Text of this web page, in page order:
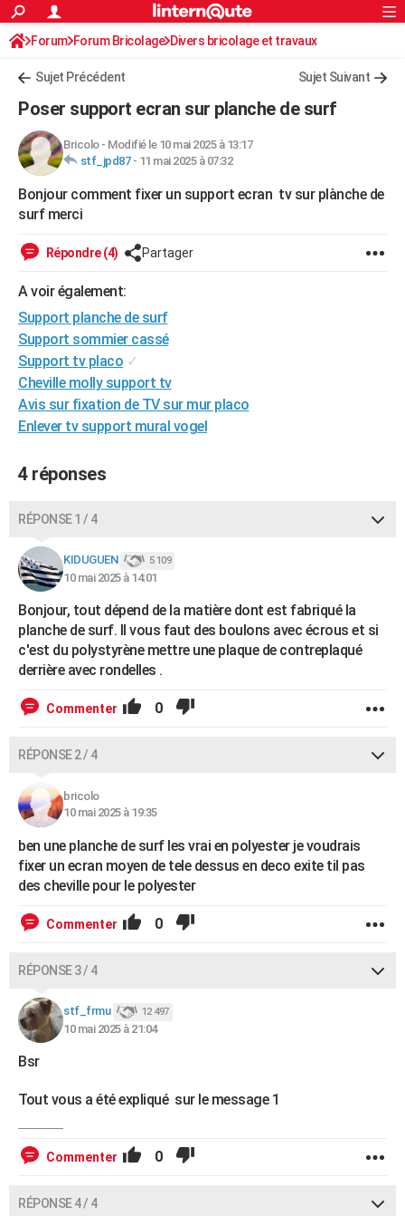
ACTUALITÉS
Politique
Société
Faits Divers
Education
Monde
Villes
+
FINANCE
Retraite
Impôts
Epargne
Immobilier
Risques naturels par ville
Banque
Assurance
Crédit
AUTO
Essais
Réserver un essai
Citadines
Berlines
SUV
Forum auto
+HIGH-TECH
BRICOLAGE
Guides de France
Escapades
Patrimoine
Expositions
Musées
Week-end nature
+LIFESTYLE
Art de vivre
Bien-être
Loisirs
Mode
Modes de vie
SANTE
Alimentation
Guide de la santé
Maladies
Médicaments
Sommeil
VOYAGE
Destinations
City break
Voyage nature
Voyage de noces
Forum
Climat
+PHOTO
GUIDES D'ACHAT
Carte de Noël
Carte Bonne année
Carte Saint-Valentin
Carte Pâques
Carte d'anniversaire
DICTIONNAIRE
Dictionnaire
Biographies
Citations
Expressions
Proverbes
PROGRAMME TV
COPAINS D'AVANT
Bricolage
Lifestyle
Culture
Sport
Auto
Television
Voyage
Cinema
Rechercher
S'inscrire
Connexion
Forum Forum Bricolage Divers bricolage et travaux
Sujet Précédent Sujet Suivant
Poser support ecran sur planche de surf
Bricolo- Modifié le 10 mai 2025 à 13:17
stf_jpd87- 11 mai 2025 à 07:32
Bonjour comment fixer un support ecran tv sur plànche de
surf merci
Répondre (4) Partager
A voir également:
Support planche de surf
Support sommier cassé
Support tv placo ✓
Cheville molly support tv
Avis sur fixation de TV sur mur placo
Enlever tv support mural vogel
4 réponses
RÉPONSE 1 / 4
KIDUGUEN 5 109
10 mai 2025 à 14:01
Bonjour, tout dépend de la matière dont est fabriqué la
planche de surf. Il vous faut des boulons avec écrous et si
c'est du polystyrène mettre une plaque de contreplaqué
derrière avec rondelles .
Commenter 0
RÉPONSE 2 / 4
bricolo
10 mai 2025 à 19:35
ben une planche de surf les vrai en polyester je voudrais
fixer un ecran moyen de tele dessus en deco exite til pas
des cheville pour le polyester
Commenter 0
RÉPONSE 3 / 4
stf_frmu 12 497
10 mai 2025 à 21:04
Bsr
Tout vous a été expliqué sur le message 1
Commenter 0
RÉPONSE 4 / 4